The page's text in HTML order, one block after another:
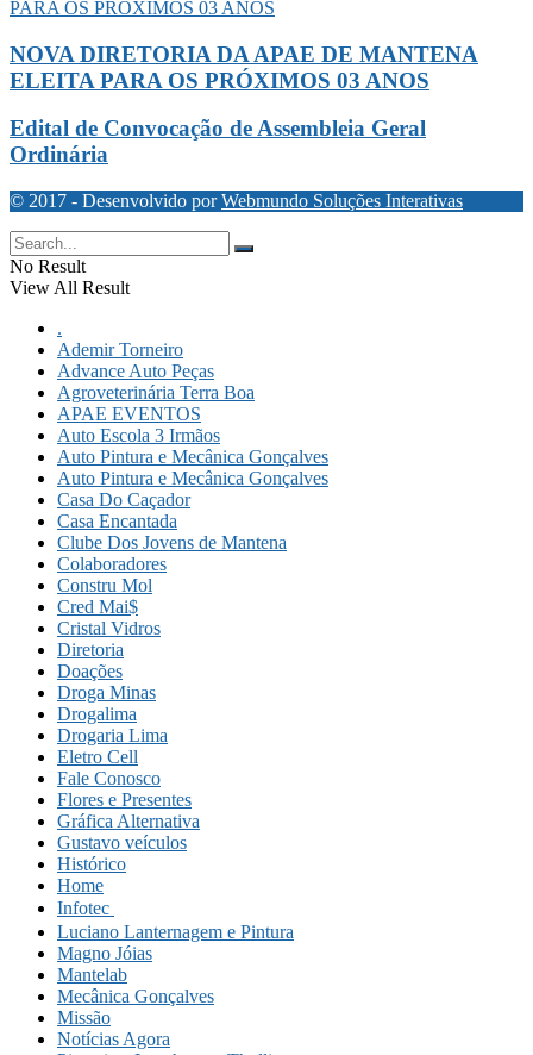
NOVA DIRETORIA DA APAE DE MANTENA
ELEITA PARA OS PRÓXIMOS 03 ANOS
Edital de Convocação de Assembleia Geral
Ordinária
© 2017 - Desenvolvido porWebmundo Soluções Interativas
No Result
View All Result
.
Ademir Torneiro
Advance Auto Peças
Agroveterinária Terra Boa
APAE EVENTOS
Auto Escola 3 Irmãos
Auto Pintura e Mecânica Gonçalves
Auto Pintura e Mecânica Gonçalves
Casa Do Caçador
Casa Encantada
Clube Dos Jovens de Mantena
Colaboradores
Constru Mol
Cred Mai$
Cristal Vidros
Diretoria
Doações
Droga Minas
Drogalima
Drogaria Lima
Eletro Cell
Fale Conosco
Flores e Presentes
Gráfica Alternativa
Gustavo veículos
Histórico
Home
Infotec
Luciano Lanternagem e Pintura
Magno Jóias
Mantelab
Mecânica Gonçalves
Missão
Notícias Agora